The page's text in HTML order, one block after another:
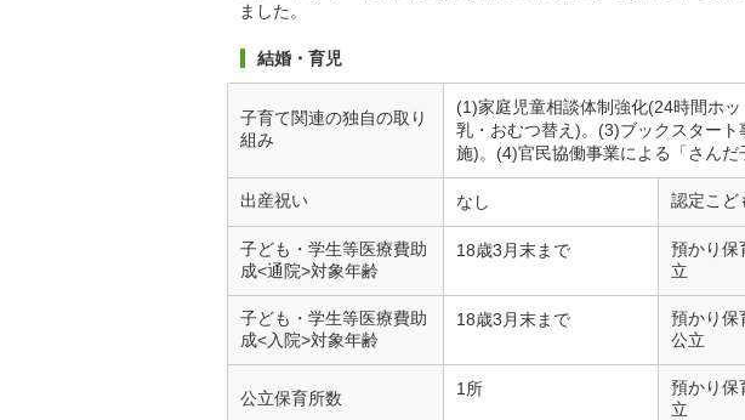
ました。
結婚・育児
子育て関連の独自の取り
組み
(1)家庭児童相談体制強化(24時間ホ
乳・おむつ替え)。(3)ブックスター
施)。(4)官民協働事業による「さんだ
出産祝い なし 認定こど
子ども・学生等医療費助
成<通院>対象年齢
18歳3月末まで
預かり保
立
子ども・学生等医療費助
成<入院>対象年齢
18歳3月末まで
預かり保
公立
公立保育所数 1所
預かり保
立